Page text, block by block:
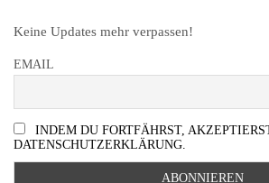
Keine Updates mehr verpassen!
EMAIL
INDEM DU FORTFÄHRST,
DATENSCHUTZERKLÄRUNG.